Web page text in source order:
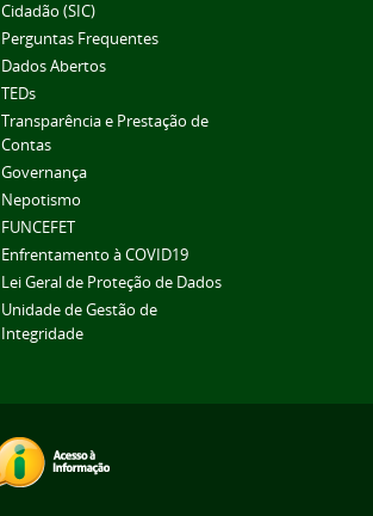
Cidadão (SIC)
Perguntas Frequentes
Dados Abertos
TEDs
Transparência e Prestação de
Contas
Governança
Nepotismo
FUNCEFET
Enfrentamento à COVID19
Lei Geral de Proteção de Dados
Unidade de Gestão de
Integridade